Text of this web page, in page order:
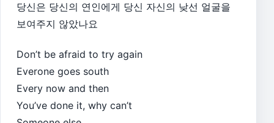
당신은 당신의 연인에게 당신 자신의 낮선 얼굴을
보여주지 않았나요
Don’t be afraid to try again
Everone goes south
Every now and then
You’ve done it, why can’t